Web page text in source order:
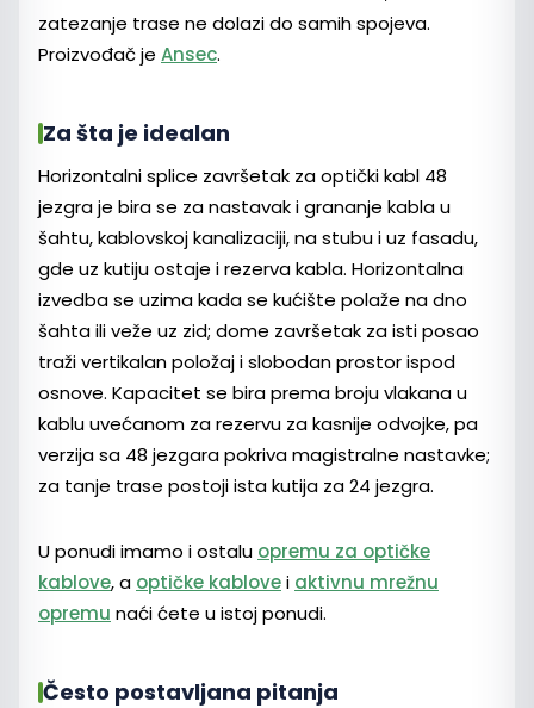
zatezanje trase ne dolazi do samih spojeva.
Proizvođač je Ansec.
Za šta je idealan
Horizontalni splice završetak za optički kabl 48
jezgra je bira se za nastavak i grananje kabla u
šahtu, kablovskoj kanalizaciji, na stubu i uz fasadu,
gde uz kutiju ostaje i rezerva kabla. Horizontalna
izvedba se uzima kada se kućište polaže na dno
šahta ili veže uz zid; dome završetak za isti posao
traži vertikalan položaj i slobodan prostor ispod
osnove. Kapacitet se bira prema broju vlakana u
kablu uvećanom za rezervu za kasnije odvojke, pa
verzija sa 48 jezgara pokriva magistralne nastavke;
za tanje trase postoji ista kutija za 24 jezgra.
U ponudi imamo i ostalu opremu za optičke
kablove, a optičke kablovei aktivnu mrežnu
opremu naći ćete u istoj ponudi.
Često postavljana pitanja